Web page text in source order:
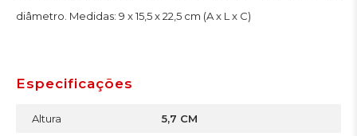
diâmetro. Medidas: 9 x 15,5 x 22,5 cm (A x L x C)
Especificações
Altura 5,7 CM